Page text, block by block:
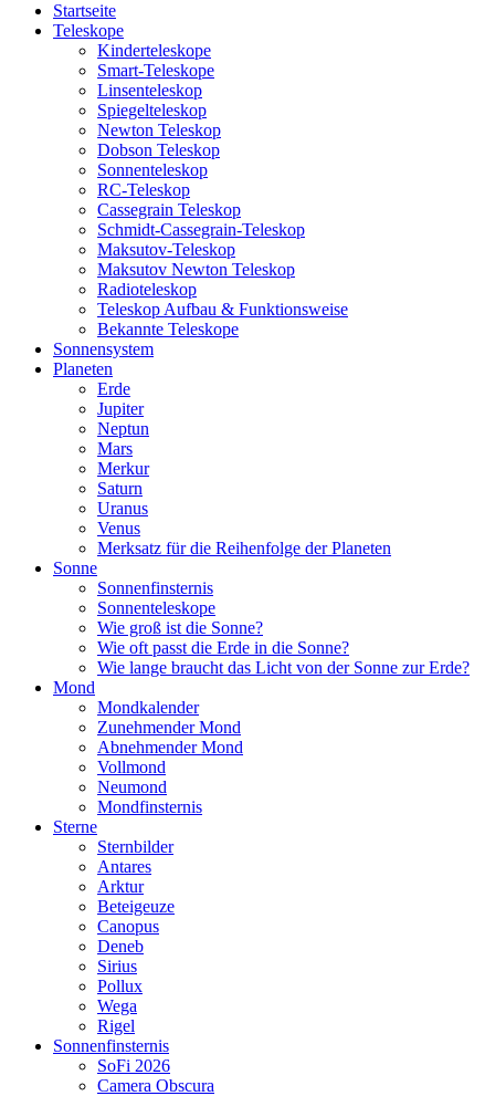
Startseite
Teleskope
Kinderteleskope
Smart-Teleskope
Linsenteleskop
Spiegelteleskop
Newton Teleskop
Dobson Teleskop
Sonnenteleskop
RC-Teleskop
Cassegrain Teleskop
Schmidt-Cassegrain-Teleskop
Maksutov-Teleskop
Maksutov Newton Teleskop
Radioteleskop
Teleskop Aufbau & Funktionsweise
Bekannte Teleskope
Sonnensystem
Planeten
Erde
Jupiter
Neptun
Mars
Merkur
Saturn
Uranus
Venus
Merksatz für die Reihenfolge der Planeten
Sonne
Sonnenfinsternis
Sonnenteleskope
Wie groß ist die Sonne?
Wie oft passt die Erde in die Sonne?
Wie lange braucht das Licht von der Sonne zur Erde?
Mond
Mondkalender
Zunehmender Mond
Abnehmender Mond
Vollmond
Neumond
Mondfinsternis
Sterne
Sternbilder
Antares
Arktur
Beteigeuze
Canopus
Deneb
Sirius
Pollux
Wega
Rigel
Sonnenfinsternis
SoFi 2026
Camera Obscura